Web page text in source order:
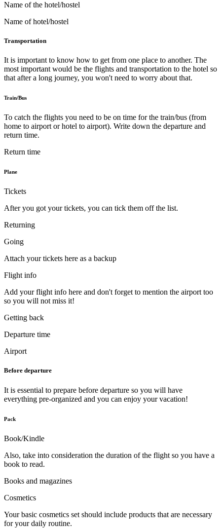
Name of the hotel/hostel
Name of hotel/hostel
Transportation
It is important to know how to get from one place to another. The
most important would be the flights and transportation to the hotel so
that after a long journey, you won't need to worry about that.
Train/Bus
To catch the flights you need to be on time for the train/bus (from
home to airport or hotel to airport). Write down the departure and
return time.
Return time
Plane
Tickets
After you got your tickets, you can tick them off the list.
Returning
Going
Attach your tickets here as a backup
Flight info
Add your flight info here and don't forget to mention the airport too
so you will not miss it!
Getting back
Departure time
Airport
Before departure
It is essential to prepare before departure so you will have
everything pre-organized and you can enjoy your vacation!
Pack
Book/Kindle
Also, take into consideration the duration of the flight so you have a
book to read.
Books and magazines
Cosmetics
Your basic cosmetics set should include products that are necessary
for your daily routine.